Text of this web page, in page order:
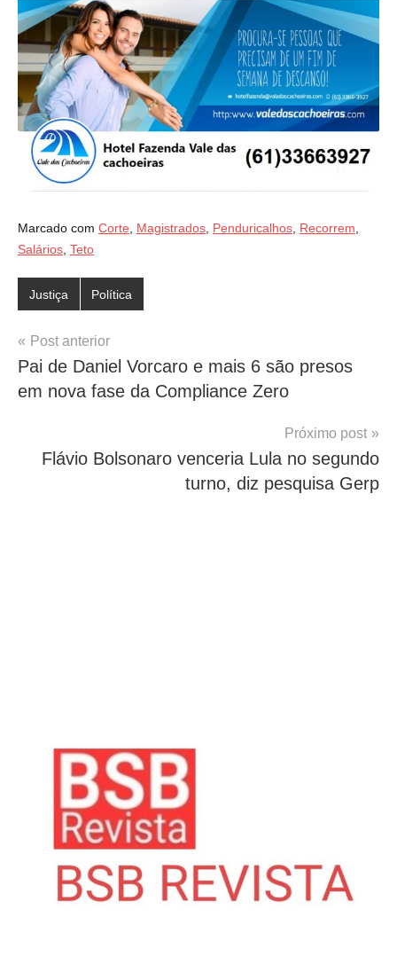
Marcado com Corte Magistrados Penduricalhos Recorrem
Salários Teto
Justiça Política
Navegação
de
Post
Post anterior
Pai de Daniel Vorcaro e mais 6 são presos
em nova fase da Compliance Zero
Próximo post
Flávio Bolsonaro venceria Lula no segundo
turno, diz pesquisa Gerp